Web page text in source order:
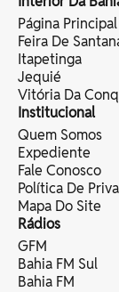
Página Principal
Feira De
Itapetinga
Jequié
Vitória Da
Institucional
Quem Somos
Expediente
Fale Conosco
Política De
Mapa Do Site
Rádios
GFM
Bahia FM Sul
Bahia FM